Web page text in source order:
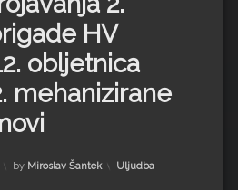
HV
obljetnica
mehanizirane
by Miroslav Šantek Kategorije:
Uljudba